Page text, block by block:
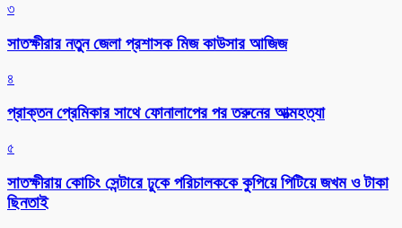
৩
সাতক্ষীরার নতুন জেলা প্রশাসক মিজ কাউসার আজিজ
৪
প্রাক্তন প্রেমিকার সাথে ফোনালাপের পর তরুনের আত্মহত্যা
৫
সাতক্ষীরায় কোচিং সেন্টারে ঢুকে পরিচালককে কুপিয়ে পিটিয়ে জখম ও টাকা
ছিনতাই